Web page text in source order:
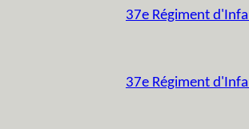
37e Régiment
37e Régiment